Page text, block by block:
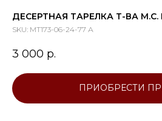
ДЕСЕРТНАЯ ТАРЕЛКА Т-ВА
SKU: МТ173-06-24-77 А
3 000 р.
ПРИОБРЕСТИ